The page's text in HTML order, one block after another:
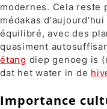
modernes. Cela reste
médakas
équilibré, avec des
quasiment
étang diep genoeg is
dat het water in de
Importance